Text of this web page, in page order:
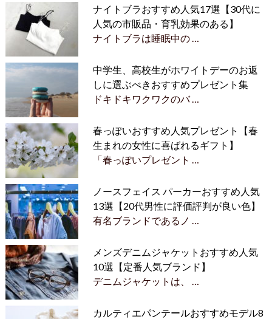
ナイトブラおすすめ人気17選【30代に
人気の市販品・育乳効果のある】
ナイトブラは睡眠中の …
中学生、高校生がホワイトデーのお返
しに選ぶべきおすすめプレゼント集
ドキドキワクワクのバ …
春っぽいおすすめ人気プレゼント【春
生まれの女性に喜ばれるギフト】
「春っぽいプレゼント …
ノースフェイス パーカーおすすめ人気
13選【20代男性に評価評判が良い色】
有名ブランドであるノ …
メンズデニムジャケットおすすめ人気
10選【定番人気ブランド】
デニムジャケットは、 …
カルティエパンテールおすすめモデル8